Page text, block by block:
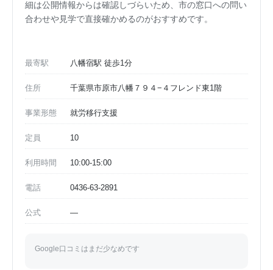
細は公開情報からは確認しづらいため、市の窓口への問い
合わせや見学で直接確かめるのがおすすめです。
最寄駅 八幡宿駅 徒歩1分
住所 千葉県市原市八幡７９４−４フレンド東1階
事業形態 就労移行支援
定員 10
利用時間 10:00-15:00
電話 0436-63-2891
公式 —
Google口コミはまだ少なめです